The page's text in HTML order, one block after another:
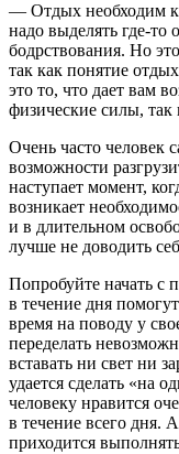
— Отдых необходим
надо выделять где-то
бодрствования. Но
так как понятие
это то, что дает вам
физические силы,
Очень часто человек
возможности
наступает момент,
возникает
и в длительном
лучше не доводить
Попробуйте начать с
в течение дня
время на поводу у
переделать
вставать ни свет ни
удается сделать «на
человеку нравится
в течение всего дня.
приходится